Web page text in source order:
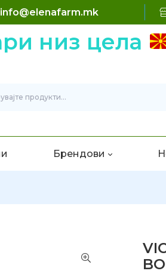
info@elenafarm.mk
низ цела
Брендови